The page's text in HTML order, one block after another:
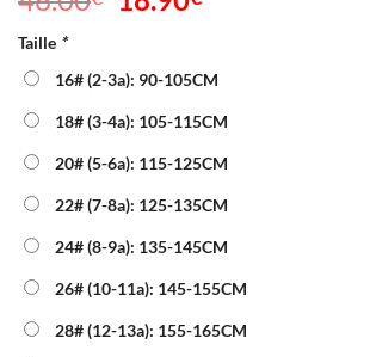
était :
46.00€.
est :
18.90€.
Taille *
16# (2-3a): 90-105CM
18# (3-4a): 105-115CM
20# (5-6a): 115-125CM
22# (7-8a): 125-135CM
24# (8-9a): 135-145CM
26# (10-11a): 145-155CM
28# (12-13a): 155-165CM